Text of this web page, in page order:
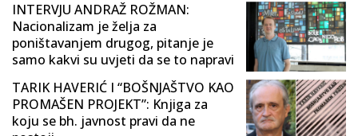
INTERVJU ANDRAŽ ROŽMAN:
Nacionalizam je želja za
poništavanjem drugog, pitanje je
samo kakvi su uvjeti da se to napravi
TARIK HAVERIĆ I “BOŠNJAŠTVO KAO
PROMAŠEN PROJEKT”: Knjiga za
koju se bh. javnost pravi da ne